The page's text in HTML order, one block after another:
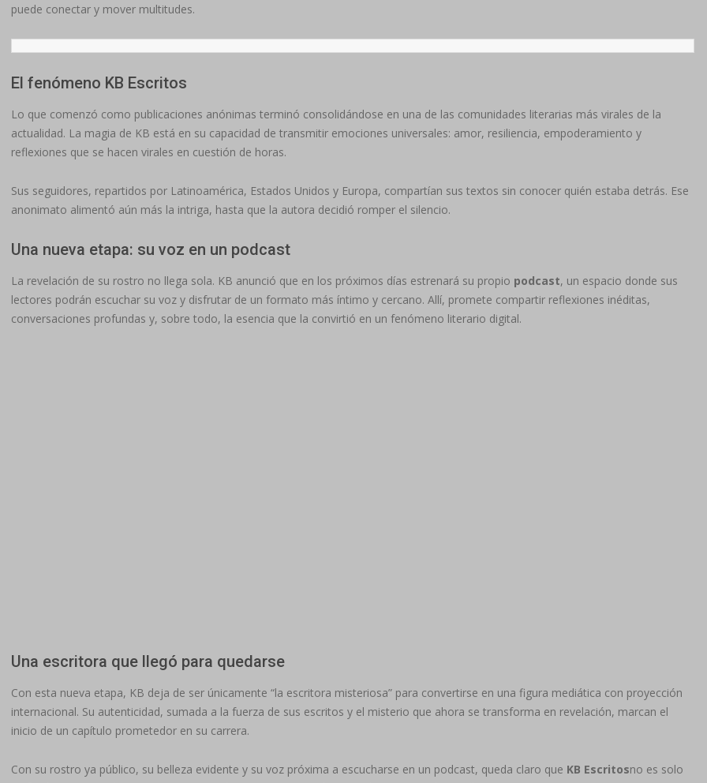
puede conectar y mover multitudes.
El fenómeno KB Escritos
Lo que comenzó como publicaciones anónimas terminó consolidándose en una de las comunidades literarias más virales de la
actualidad. La magia de KB está en su capacidad de transmitir emociones universales: amor, resiliencia, empoderamiento y
reflexiones que se hacen virales en cuestión de horas.
Sus seguidores, repartidos por Latinoamérica, Estados Unidos y Europa, compartían sus textos sin conocer quién estaba detrás. Ese
anonimato alimentó aún más la intriga, hasta que la autora decidió romper el silencio.
Una nueva etapa: su voz en un podcast
La revelación de su rostro no llega sola. KB anunció que en los próximos días estrenará su propio podcast, un espacio donde sus
lectores podrán escuchar su voz y disfrutar de un formato más íntimo y cercano. Allí, promete compartir reflexiones inéditas,
conversaciones profundas y, sobre todo, la esencia que la convirtió en un fenómeno literario digital.
Una escritora que llegó para quedarse
Con esta nueva etapa, KB deja de ser únicamente “la escritora misteriosa” para convertirse en una figura mediática con proyección
internacional. Su autenticidad, sumada a la fuerza de sus escritos y el misterio que ahora se transforma en revelación, marcan el
inicio de un capítulo prometedor en su carrera.
Con su rostro ya público, su belleza evidente y su voz próxima a escucharse en un podcast, queda claro que KB Escritosno es solo